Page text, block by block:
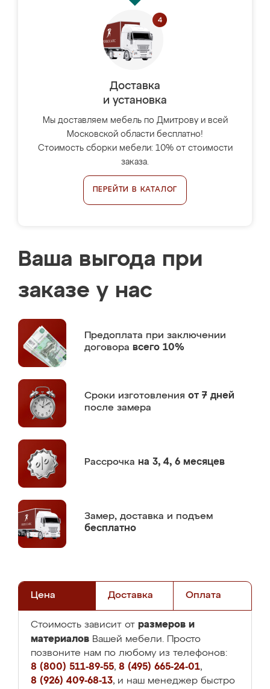
Доставка
и установка
Мы доставляем мебель по Дмитрову и всей
Московской области бесплатно!
Стоимость сборки мебели: 10% от стоимости
заказа.
ПЕРЕЙТИ В КАТАЛОГ
Ваша выгода при
заказе у нас
Предоплата при заключении
договора всего 10%
Сроки изготовления от 7 дней
после замера
Рассрочка на 3, 4, 6 месяцев
Замер, доставка и подъем
бесплатно
Цена Доставка Оплата
Стоимость зависит от размеров и
материалов Вашей мебели. Просто
позвоните нам по любому из телефонов:
8 (800) 511-89-55, 8 (495) 665-24-01,
8 (926) 409-68-13, и наш менеджер быстро